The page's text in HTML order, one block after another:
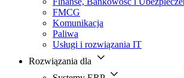
FMCG
Komunikacja
Paliwa
Usługi i rozwiązania IT
Rozwiązania dla